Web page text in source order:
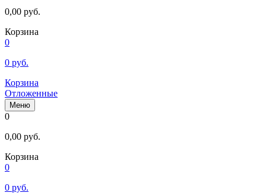
0,00 руб.
Корзина
0
0 руб.
Корзина
Отложенные
Меню
0
0,00 руб.
Корзина
0
0 руб.